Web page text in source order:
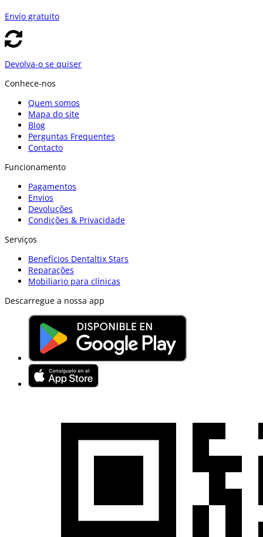
Envío gratuito
Devolva-o se quiser
Conhece-nos
Quem somos
Mapa do site
Blog
Perguntas Frequentes
Contacto
Funcionamento
Pagamentos
Envios
Devoluções
Condições & Privacidade
Serviços
Benefícios Dentaltix Stars
Reparações
Mobiliario para clínicas
Descarregue a nossa app